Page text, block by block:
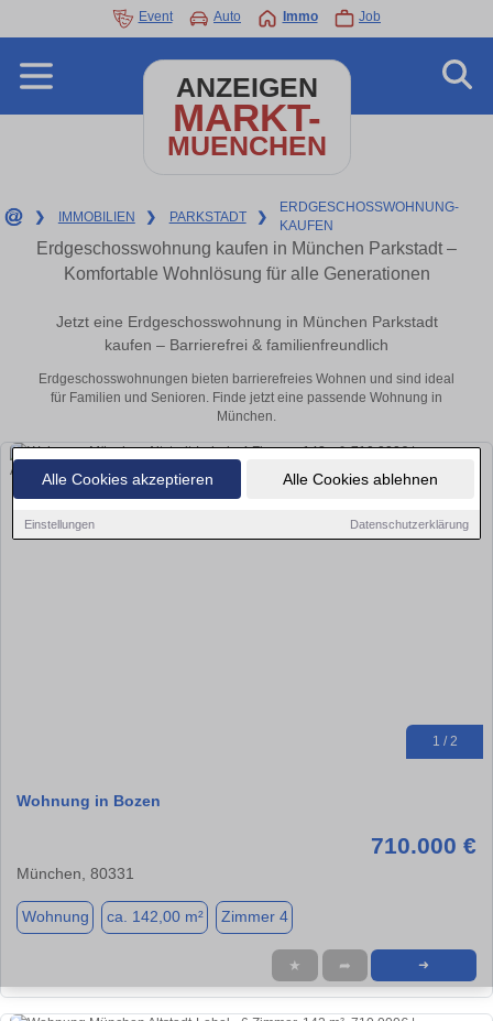
Alle Cookies akzeptieren Alle Cookies ablehnen
Einstellungen Datenschutzerklärung
Event Auto Immo Job
ANZEIGEN
MARKT-
MUENCHEN
❯ IMMOBILIEN ❯ PARKSTADT ❯
ERDGESCHOSSWOHNUNG-
KAUFEN
Erdgeschosswohnung kaufen in München Parkstadt –
Komfortable Wohnlösung für alle Generationen
Jetzt eine Erdgeschosswohnung in München Parkstadt
kaufen – Barrierefrei & familienfreundlich
Erdgeschosswohnungen bieten barrierefreies Wohnen und sind ideal
für Familien und Senioren. Finde jetzt eine passende Wohnung in
München.
1 / 2
Wohnung in Bozen
710.000 €
München, 80331
Wohnung ca. 142,00 m² Zimmer 4
★ ➦ ➜